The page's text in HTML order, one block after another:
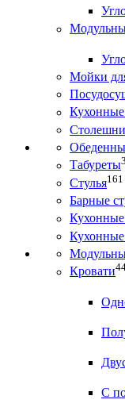
Мойки
Табуреты3
Стулья161
Барные
Кухонные
Кровати
С